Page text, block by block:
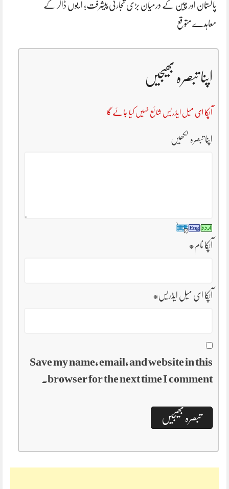
پاکستان اور چین کے درمیان بڑی تجارتی پیشرفت؛ اربوں ڈالر کے
معاہدے متوقع
اپنا تبصرہ بھیجیں
آپکا ای میل ایڈریس شائع نہیں کیا جائے گا
اپنا تبصرہ لکھیں
آپکا نام*
آپکا ای میل ایڈریس*
Save my name, email, and website in this
browser for the next time I comment.